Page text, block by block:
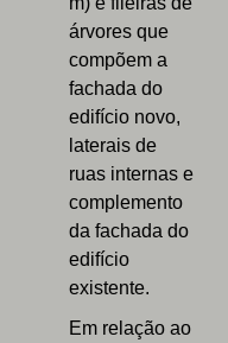
árvores que
compõem a
fachada do
edifício novo,
laterais de
ruas internas e
complemento
da fachada do
edifício
existente.
Em relação ao